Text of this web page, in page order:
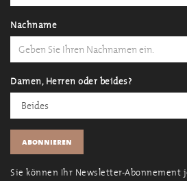
Nachname
Damen, Herren oder beides?
Sie können Ihr Newsletter-Abonnement